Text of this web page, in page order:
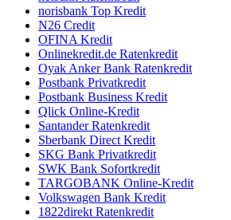
norisbank Top Kredit
N26 Credit
OFINA Kredit
Onlinekredit.de Ratenkredit
Oyak Anker Bank Ratenkredit
Postbank Privatkredit
Postbank Business Kredit
Qlick Online-Kredit
Santander Ratenkredit
Sberbank Direct Kredit
SKG Bank Privatkredit
SWK Bank Sofortkredit
TARGOBANK Online-Kredit
Volkswagen Bank Kredit
1822direkt Ratenkredit